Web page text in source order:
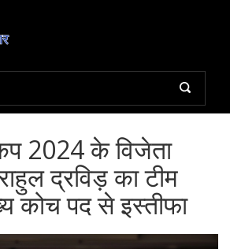
2024 के विजेता
द्रविड़ का टीम
कोच पद से इस्तीफा